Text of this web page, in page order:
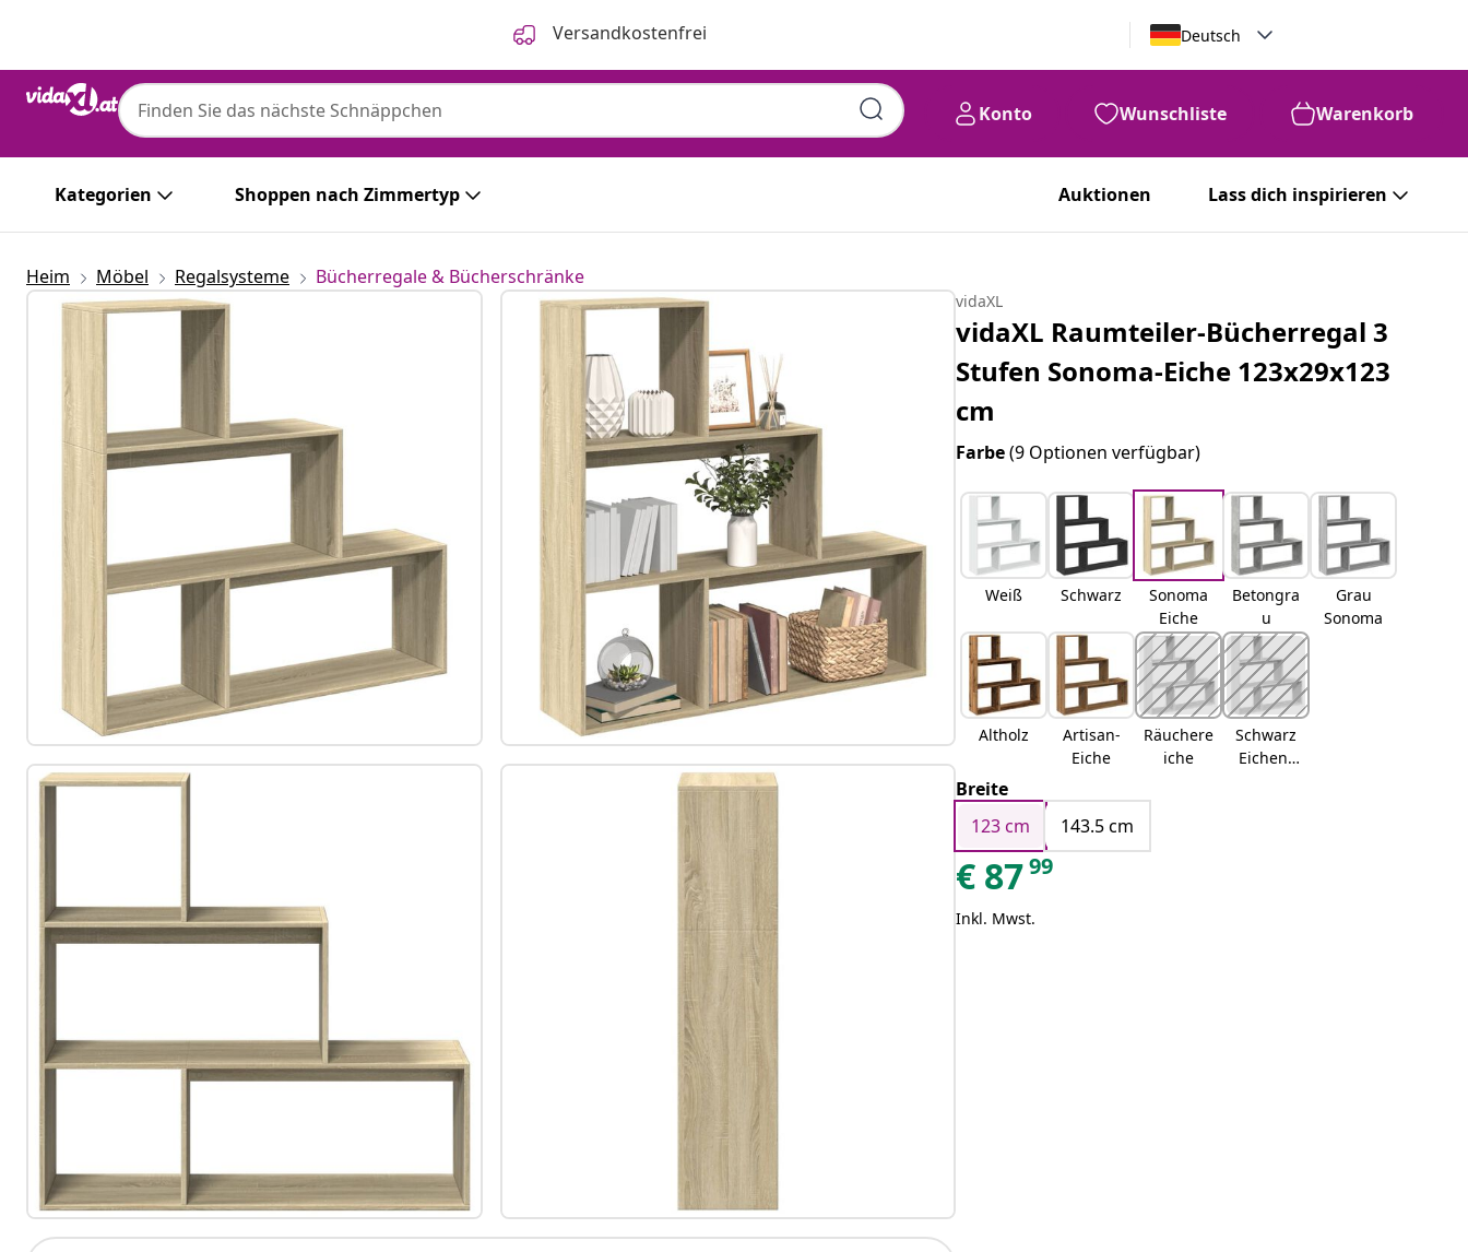
Versandkostenfrei Deutsch
Konto Wunschliste Warenkorb
Kategorien Shoppen nach Zimmertyp Auktionen Lass dich inspirieren
Heim Möbel Regalsysteme Bücherregale & Bücherschränke
vidaXL
vidaXL Raumteiler-Bücherregal 3
Stufen Sonoma-Eiche 123x29x123
cm
Farbe(9 Optionen verfügbar)
Weiß Schwarz
Sonoma
Eiche
Betongra
u
Grau
Sonoma
Altholz
Artisan-
Eiche
Räuchere
iche
Schwarz
Eichen-
Breite
123 cm
143.5 cm
€ 8799
Inkl. Mwst.